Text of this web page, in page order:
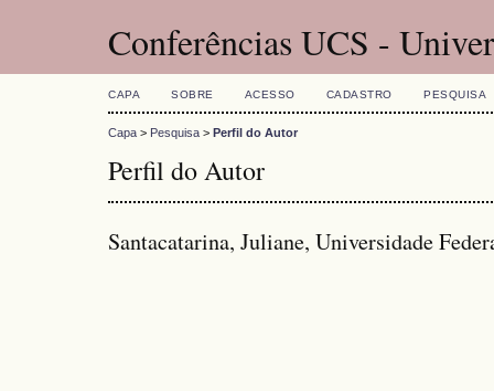
Conferências UCS -
CAPA SOBRE ACESSO CADASTRO PESQUISA
Capa > Pesquisa > Perfil do Autor
Perfil do Autor
Santacatarina, Juliane, Universidade